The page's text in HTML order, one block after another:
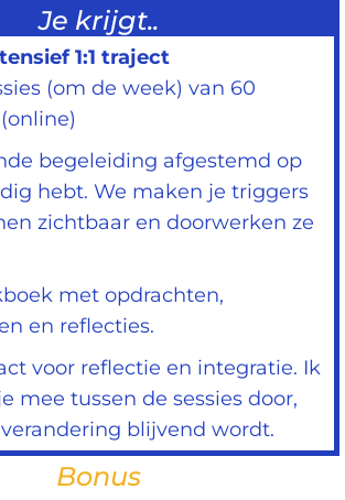
Je krijgt..
1:1 traject
(om de week) van 60
begeleiding afgestemd op
hebt. We maken je triggers
zichtbaar en doorwerken ze
met opdrachten,
en reflecties.
voor reflectie en integratie. Ik
mee tussen de sessies door,
blijvend wordt.
Bonus